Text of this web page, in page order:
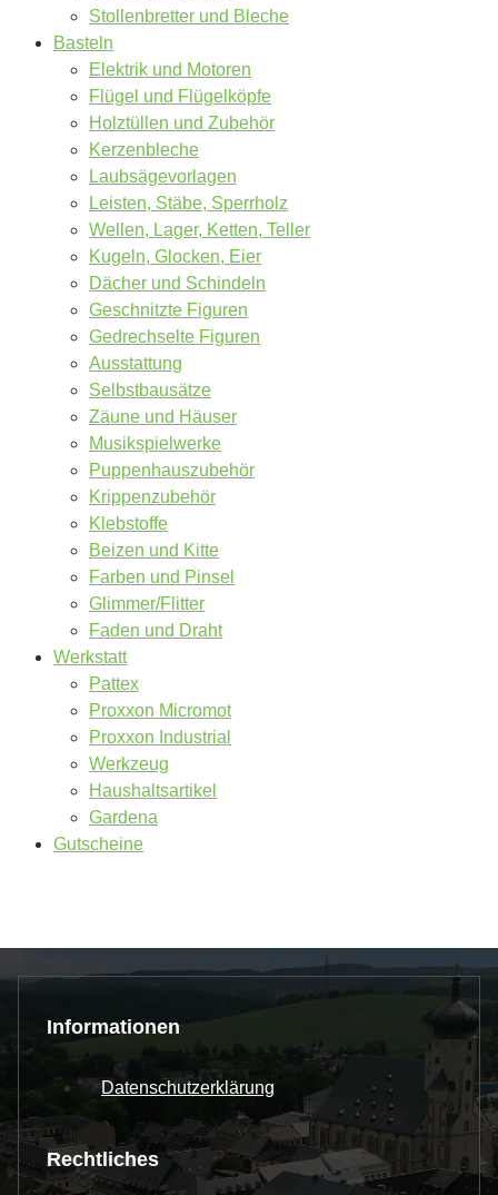
Stollenbretter und Bleche
Basteln
Elektrik und Motoren
Flügel und Flügelköpfe
Holztüllen und Zubehör
Kerzenbleche
Laubsägevorlagen
Leisten, Stäbe, Sperrholz
Wellen, Lager, Ketten, Teller
Kugeln, Glocken, Eier
Dächer und Schindeln
Geschnitzte Figuren
Gedrechselte Figuren
Ausstattung
Selbstbausätze
Zäune und Häuser
Musikspielwerke
Puppenhauszubehör
Krippenzubehör
Klebstoffe
Beizen und Kitte
Farben und Pinsel
Glimmer/Flitter
Faden und Draht
Werkstatt
Pattex
Proxxon Micromot
Proxxon Industrial
Werkzeug
Haushaltsartikel
Gardena
Gutscheine
Informationen
Datenschutzerklärung
Rechtliches